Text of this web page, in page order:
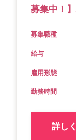
募集中！
募集職種
給与
雇用形態
勤務時間
詳し